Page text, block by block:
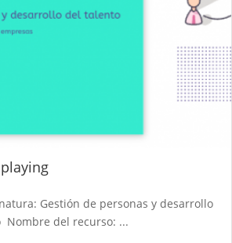
Gestión de personas y desarrollo
del recurso: ...